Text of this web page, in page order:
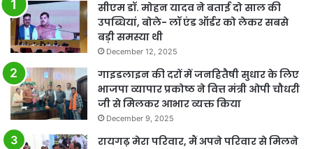
सीएम डॉ. मोहन यादव ने बताई दो साल की
उपब्धियां, बोले- लॉ एंड ऑर्डर को लेकर सबसे
बड़ी समस्या थी
December 12, 2025
गाइडलाइन की दरों में जनहितैषी सुधार के लिए
भाजपा व्यापार प्रकोष्ठ ने वित्त मंत्री ओपी चौधरी
जी से मिलकर आभार व्यक्त किया
December 9, 2025
रायगढ़ मेरा परिवार, मैं अपने परिवार से मिलने